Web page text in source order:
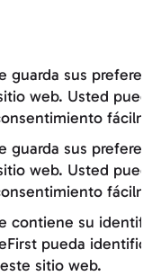
guarda sus
web. Usted
guarda sus
web. Usted
contiene su
pueda
sitio web.